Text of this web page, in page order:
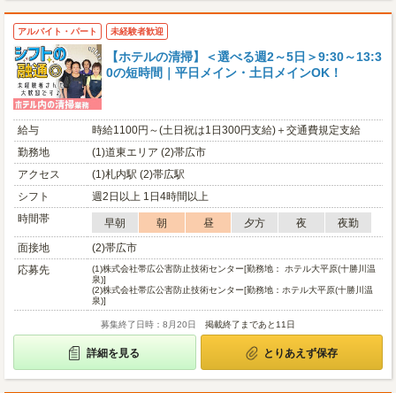
アルバイト・パート 未経験者歓迎
【ホテルの清掃】＜選べる週2～5日＞9:30～13:3
0の短時間｜平日メイン・土日メインOK！
給与
時給1100円～(土日祝は1日300円支給)＋交通費規定支給
勤務地
(1)道東エリア (2)帯広市
アクセス
(1)札内駅 (2)帯広駅
シフト
週2日以上 1日4時間以上
時間帯
早朝 朝 昼 夕方 夜
夜勤
面接地
(2)帯広市
応募先
(1)株式会社帯広公害防止技術センター[勤務地： ホテル大平原(十勝川温
泉)]
(2)株式会社帯広公害防止技術センター[勤務地：ホテル大平原(十勝川温
泉)]
募集終了日時：8月20日 掲載終了まであと11日
詳細を見る とりあえず保存